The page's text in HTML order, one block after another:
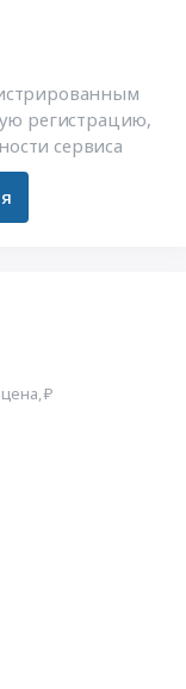
регистрацию,
сервиса
₽